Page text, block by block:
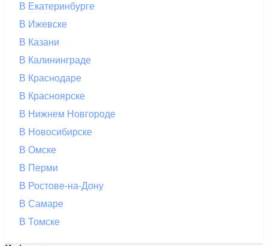
В Екатеринбурге
В Ижевске
В Казани
В Калининграде
В Краснодаре
В Красноярске
В Нижнем Новгороде
В Новосибирске
В Омске
В Перми
В Ростове-на-Дону
В Самаре
В Томске